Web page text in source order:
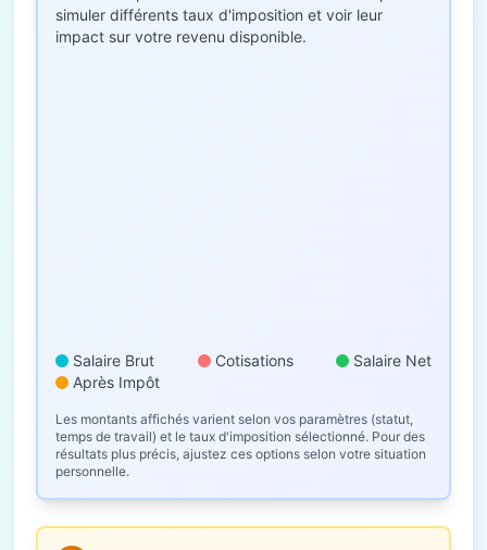
simuler différents taux d'imposition et voir leur
impact sur votre revenu disponible.
Salaire Brut Cotisations
Salaire Net
Après Impôt
Les montants affichés varient selon vos paramètres (statut,
temps de travail) et le taux d'imposition sélectionné. Pour des
résultats plus précis, ajustez ces options selon votre situation
personnelle.